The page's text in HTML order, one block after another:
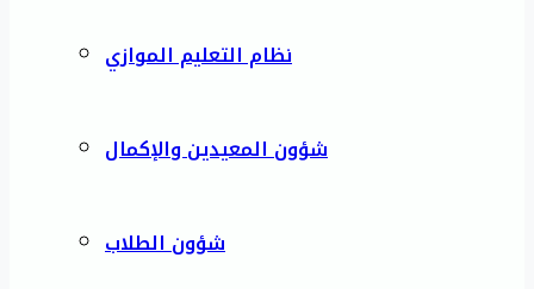
نظام التعليم الموازي
شؤون المعيدين والإكمال
شؤون الطلاب